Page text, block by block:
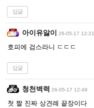
답글
아이유앓이 26-05-17 12:21
호피에 검스라니 ㄷㄷㄷ
답글
청천벽력 26-05-17 12:49
첫 짤 진짜 상견례 끝장이다